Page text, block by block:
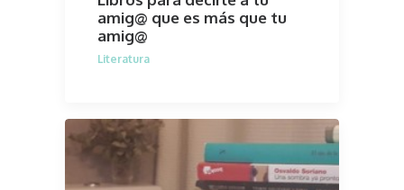
amig@ que es más que tu
amig@
Literatura